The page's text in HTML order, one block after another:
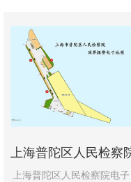
上海普陀区人民检察
上海普陀区人民检察院电子